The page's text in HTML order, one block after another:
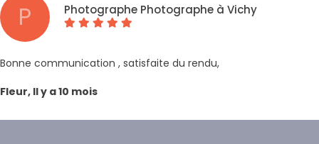
P Photographe Photographe à Vichy
Bonne communication , satisfaite du rendu,
Fleur, Il y a 10 mois